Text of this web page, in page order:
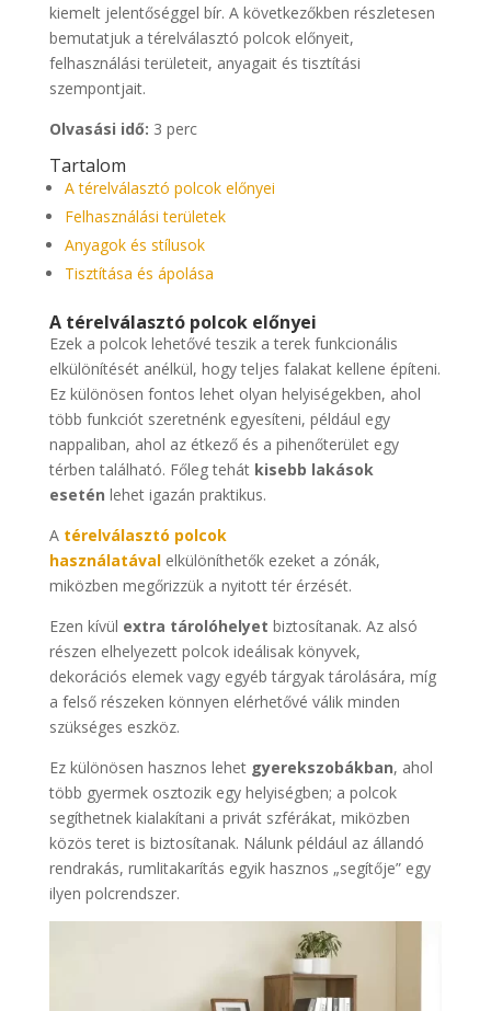
kiemelt jelentőséggel bír. A következőkben részletesen
bemutatjuk a térelválasztó polcok előnyeit,
felhasználási területeit, anyagait és tisztítási
szempontjait.
Olvasási idő: 3 perc
Tartalom
A térelválasztó polcok előnyei
Felhasználási területek
Anyagok és stílusok
Tisztítása és ápolása
A térelválasztó polcok előnyei
Ezek a polcok lehetővé teszik a terek funkcionális
elkülönítését anélkül, hogy teljes falakat kellene építeni.
Ez különösen fontos lehet olyan helyiségekben, ahol
több funkciót szeretnénk egyesíteni, például egy
nappaliban, ahol az étkező és a pihenőterület egy
térben található. Főleg tehát kisebb lakások
esetén lehet igazán praktikus.
A térelválasztó polcok
használatávalelkülöníthetők ezeket a zónák,
miközben megőrizzük a nyitott tér érzését.
Ezen kívül extra tárolóhelyet biztosítanak. Az alsó
részen elhelyezett polcok ideálisak könyvek,
dekorációs elemek vagy egyéb tárgyak tárolására, míg
a felső részeken könnyen elérhetővé válik minden
szükséges eszköz.
Ez különösen hasznos lehet gyerekszobákban, ahol
több gyermek osztozik egy helyiségben; a polcok
segíthetnek kialakítani a privát szférákat, miközben
közös teret is biztosítanak. Nálunk például az állandó
rendrakás, rumlitakarítás egyik hasznos „segítője” egy
ilyen polcrendszer.